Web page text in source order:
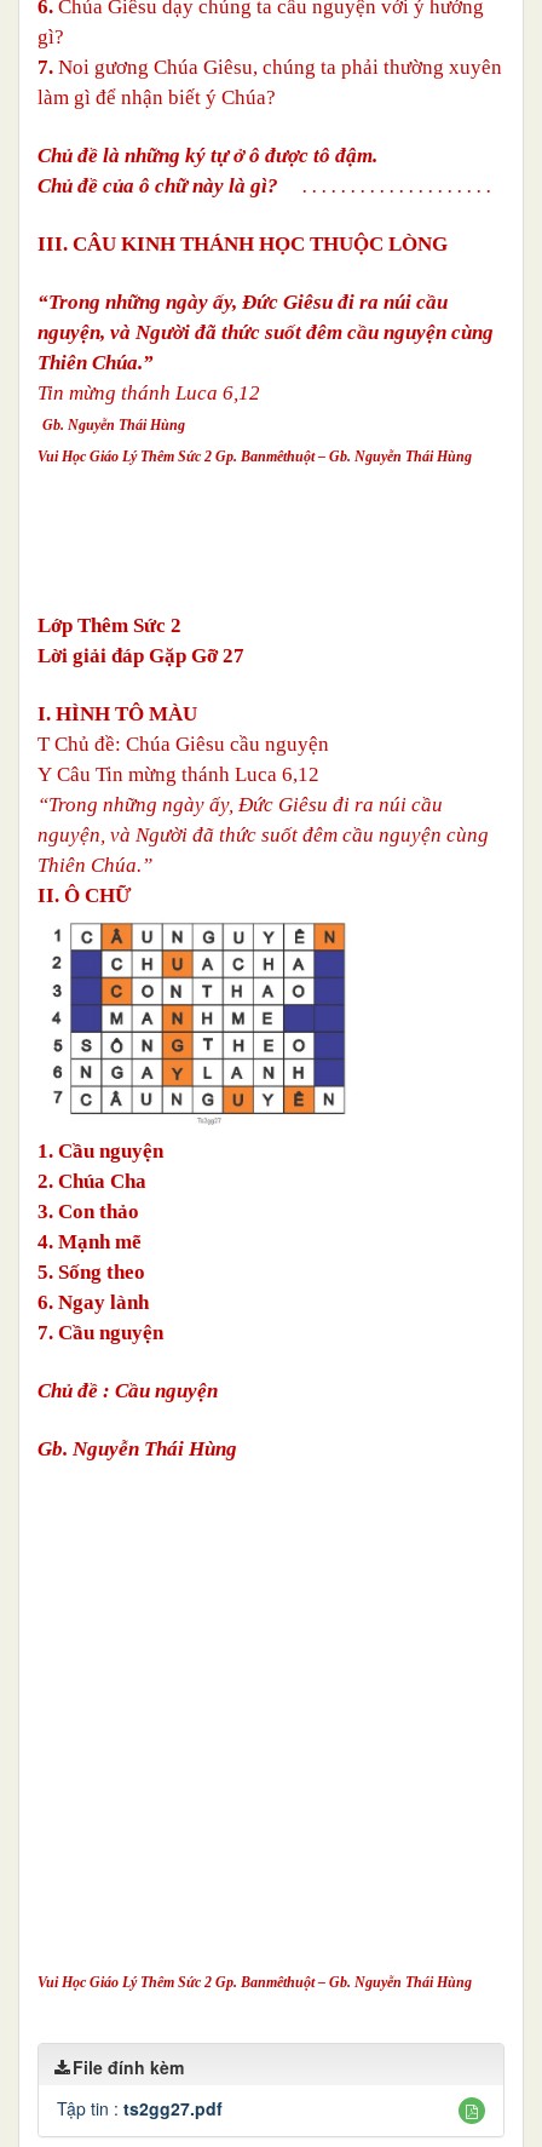
6. Chúa Giêsu dạy chúng ta cầu nguyện với ý hướng
gì?
7. Noi gương Chúa Giêsu, chúng ta phải thường xuyên
làm gì để nhận biết ý Chúa?
Chủ đề là những ký tự ở ô được tô đậm.
Chủ đề của ô chữ này là gì? . . . . . . . . . . . . . . . . . . . .
III. CÂU KINH THÁNH HỌC THUỘC LÒNG
“Trong những ngày ấy, Đức Giêsu đi ra núi cầu
nguyện, và Người đã thức suốt đêm cầu nguyện cùng
Thiên Chúa.”
Tin mừng thánh Luca 6,12
Gb. Nguyễn Thái Hùng
Vui Học Giáo Lý Thêm Sức 2 Gp. Banmêthuột – Gb. Nguyễn Thái Hùng
Lớp Thêm Sức 2
Lời giải đáp Gặp Gỡ 27
I. HÌNH TÔ MÀU
TChủ đề: Chúa Giêsu cầu nguyện
Y Câu Tin mừng thánh Luca 6,12
“Trong những ngày ấy, Đức Giêsu đi ra núi cầu
nguyện, và Người đã thức suốt đêm cầu nguyện cùng
Thiên Chúa.”
II. Ô CHỮ
1. Cầu nguyện
2. Chúa Cha
3. Con thảo
4. Mạnh mẽ
5. Sống theo
6. Ngay lành
7. Cầu nguyện
Chủ đề : Cầu nguyện
Gb. Nguyễn Thái Hùng
Vui Học Giáo Lý Thêm Sức 2 Gp. Banmêthuột – Gb. Nguyễn Thái Hùng
File đính kèm
Tập tin : ts2gg27.pdf